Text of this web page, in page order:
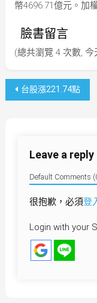
幣4696.71億元。加
臉書留言
(總共瀏覽 4 次數,
文台股漲221.74點
Leave a reply
Default Comments
很抱歉，必須登
Login with your